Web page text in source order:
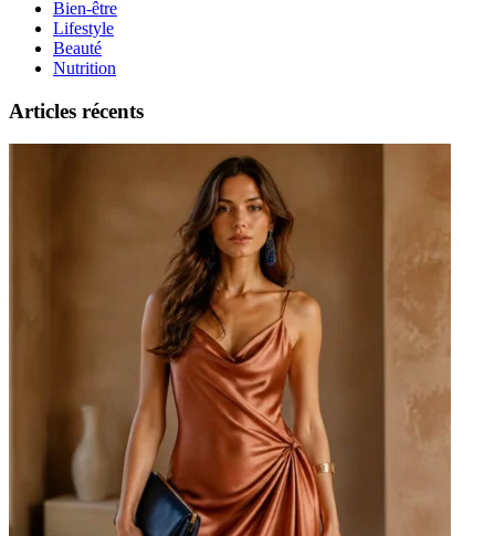
Bien-être
Lifestyle
Beauté
Nutrition
Articles récents